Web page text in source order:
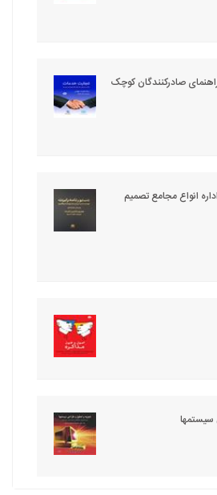
صادرکنندگان کوچک
انواع مجامع تصمیم
سیستمها